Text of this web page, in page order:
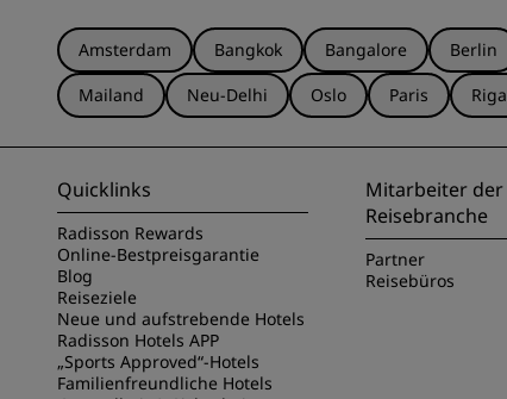
Amsterdam Bangkok Bangalore Berlin
Mailand
Neu-Delhi Oslo Paris Riga
Quicklinks
Radisson Rewards
Online-Bestpreisgarantie
Blog
Reiseziele
Neue und aufstrebende Hotels
Radisson Hotels APP
„Sports Approved“-Hotels
Familienfreundliche Hotels
Mitarbeiter der
Reisebranche
Partner
Reisebüros